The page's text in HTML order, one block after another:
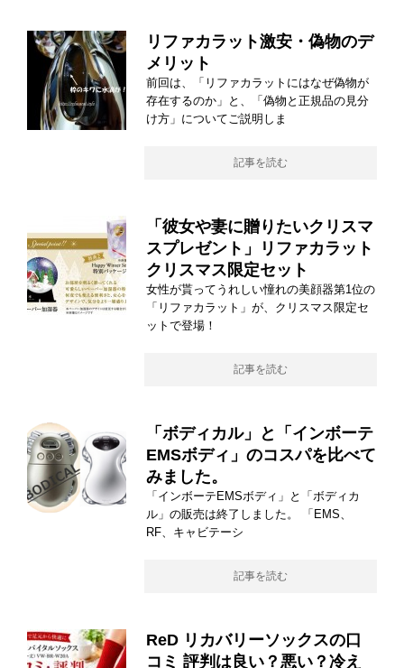
リファカラット激安・偽物のデ
メリット
前回は、「リファカラットにはなぜ偽物が
存在するのか」と、「偽物と正規品の見分
け方」についてご説明しま
記事を読む
「彼女や妻に贈りたいクリスマ
スプレゼント」リファカラット
クリスマス限定セット
女性が貰ってうれしい憧れの美顔器第1位の
「リファカラット」が、クリスマス限定セ
ットで登場！
記事を読む
「ボディカル」と「インボーテ
EMSボディ」のコスパを比べて
みました。
「インボーテEMSボディ」と「ボディカ
ル」の販売は終了しました。 「EMS、
RF、キャビテーシ
記事を読む
ReD リカバリーソックスの口
コミ 評判は良い？悪い？冷え